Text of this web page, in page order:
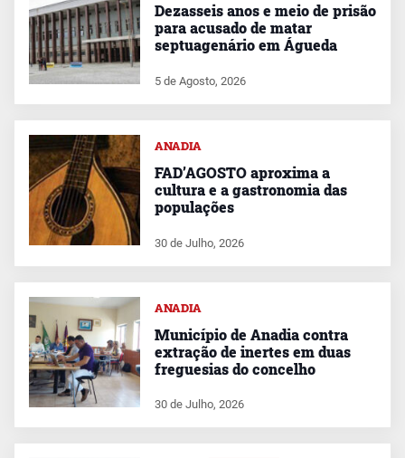
Dezasseis anos e meio de prisão
para acusado de matar
septuagenário em Águeda
5 de Agosto, 2026
ANADIA
FAD’AGOSTO aproxima a
cultura e a gastronomia das
populações
30 de Julho, 2026
ANADIA
Município de Anadia contra
extração de inertes em duas
freguesias do concelho
30 de Julho, 2026